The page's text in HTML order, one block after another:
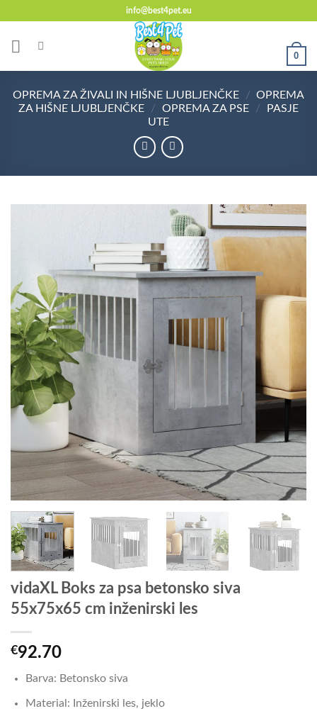
vsebino
info@best4pet.eu
0
OPREMA ZA ŽIVALI IN HIŠNE LJUBLJENČKE / OPREMA
ZA HIŠNE LJUBLJENČKE
/ OPREMA ZA PSE /
PASJE
UTE
vidaXL Boks za psa betonsko siva
55x75x65 cm inženirski les
€92.70
Barva: Betonsko siva
Material: Inženirski les, jeklo